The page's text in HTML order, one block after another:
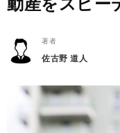
動産をスピー
著者
佐古野 道人